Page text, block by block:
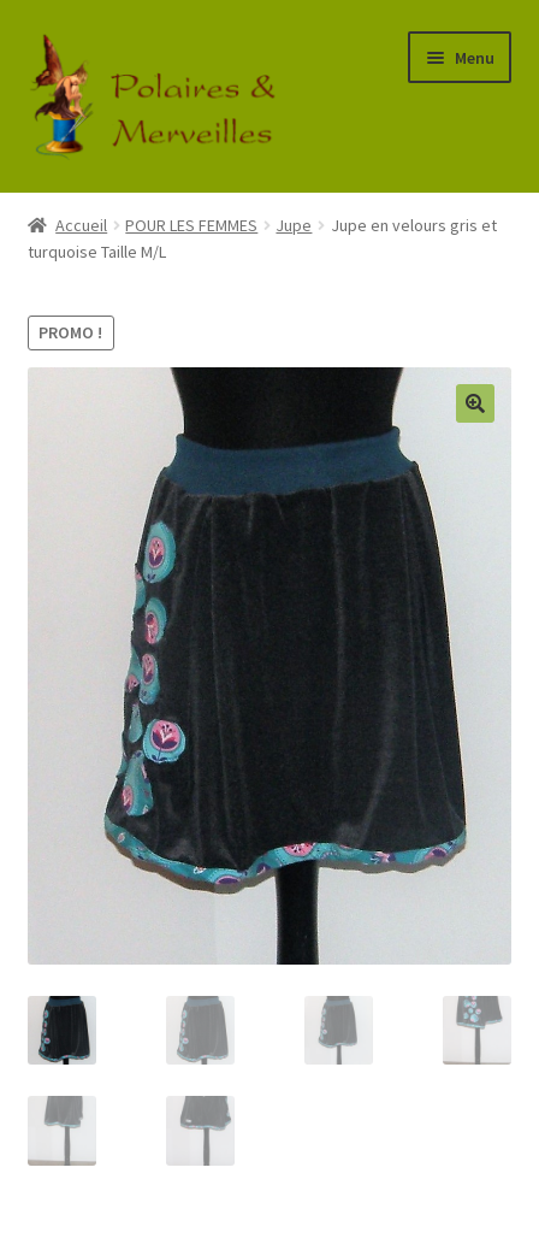
Aller
à
la
navigation
Aller
au
contenu
Menu
Accueil
Boutique
Commande
Accueil POUR LES FEMMES Jupe
Jupe en velours gris et
turquoise Taille M/L
PROMO !